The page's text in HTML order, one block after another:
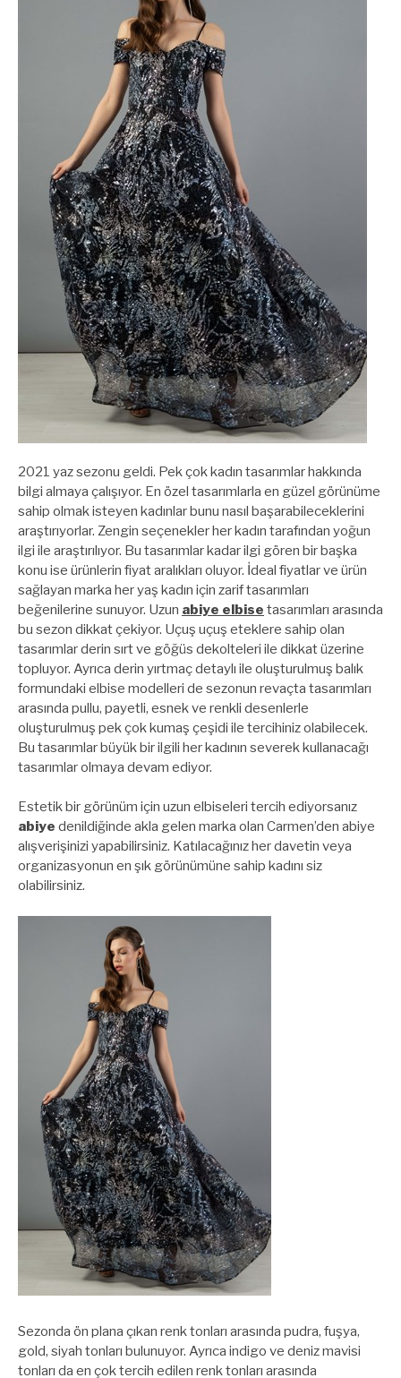
2021 yaz sezonu geldi. Pek çok kadın tasarımlar hakkında
bilgi almaya çalışıyor. En özel tasarımlarla en güzel görünüme
sahip olmak isteyen kadınlar bunu nasıl başarabileceklerini
araştırıyorlar. Zengin seçenekler her kadın tarafından yoğun
ilgi ile araştırılıyor. Bu tasarımlar kadar ilgi gören bir başka
konu ise ürünlerin fiyat aralıkları oluyor. İdeal fiyatlar ve ürün
sağlayan marka her yaş kadın için zarif tasarımları
beğenilerine sunuyor. Uzun abiye elbise tasarımları arasında
bu sezon dikkat çekiyor. Uçuş uçuş eteklere sahip olan
tasarımlar derin sırt ve göğüs dekolteleri ile dikkat üzerine
topluyor. Ayrıca derin yırtmaç detaylı ile oluşturulmuş balık
formundaki elbise modelleri de sezonun revaçta tasarımları
arasında pullu, payetli, esnek ve renkli desenlerle
oluşturulmuş pek çok kumaş çeşidi ile tercihiniz olabilecek.
Bu tasarımlar büyük bir ilgili her kadının severek kullanacağı
tasarımlar olmaya devam ediyor.
Estetik bir görünüm için uzun elbiseleri tercih ediyorsanız
abiye denildiğinde akla gelen marka olan Carmen’den abiye
alışverişinizi yapabilirsiniz. Katılacağınız her davetin veya
organizasyonun en şık görünümüne sahip kadını siz
olabilirsiniz.
Sezonda ön plana çıkan renk tonları arasında pudra, fuşya,
gold, siyah tonları bulunuyor. Ayrıca indigo ve deniz mavisi
tonları da en çok tercih edilen renk tonları arasında